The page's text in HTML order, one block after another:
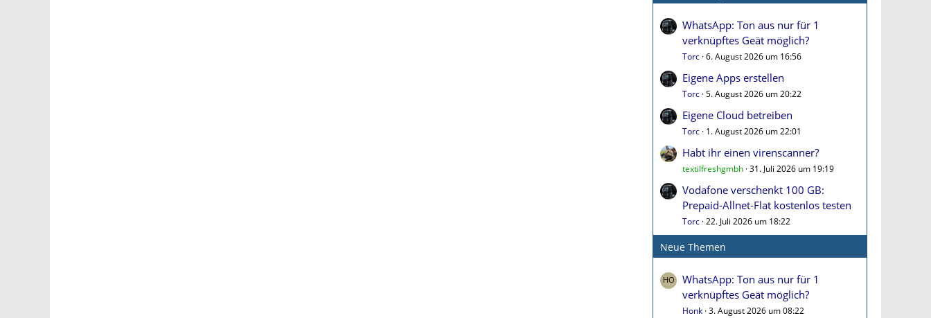
WhatsApp: Ton aus nur für 1
verknüpftes Geät möglich?
Torc 6. August 2026 um 16:56
Eigene Apps erstellen
Torc 5. August 2026 um 20:22
Eigene Cloud betreiben
Torc 1. August 2026 um 22:01
Habt ihr einen virenscanner?
textilfreshgmbh 31. Juli 2026 um 19:19
Vodafone verschenkt 100 GB:
Prepaid-Allnet-Flat kostenlos testen
Torc 22. Juli 2026 um 18:22
Neue Themen
WhatsApp: Ton aus nur für 1
verknüpftes Geät möglich?
Honk 3. August 2026 um 08:22